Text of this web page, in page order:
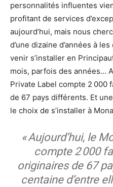
personnalités influentes
profitant de services
aujourd’hui, mais nous
d’une dizaine d’années à
venir s’installer en
mois, parfois des années…
Private Label compte 2 000
de 67 pays différents. Et
le choix de s’installer à
« Aujourd’hui, le
compte 2 000
originaires de 67
centaine d’entre